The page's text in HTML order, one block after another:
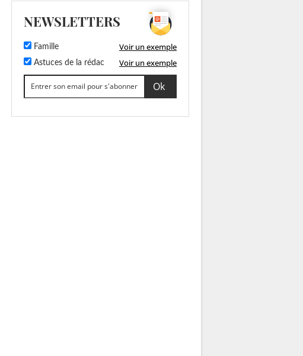
NEWSLETTERS
Famille Voir un exemple
Astuces de la rédac Voir un exemple